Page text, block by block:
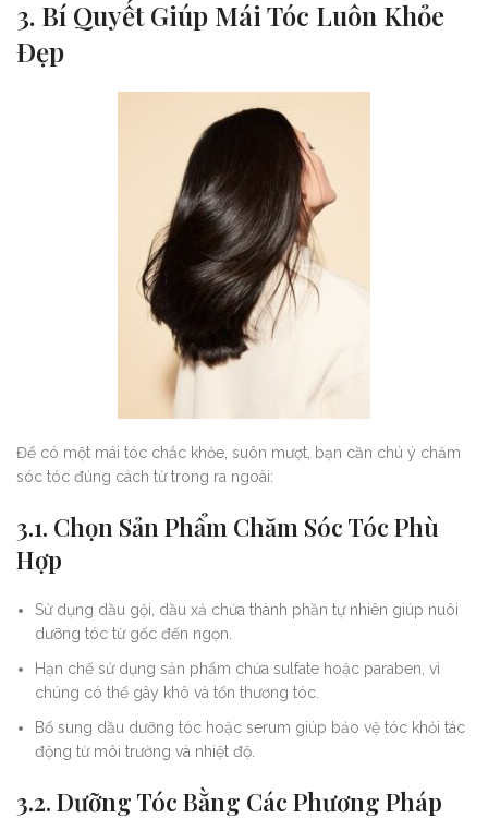
3. Bí Quyết Giúp Mái Tóc Luôn Khỏe
Đẹp
Để có một mái tóc chắc khỏe, suôn mượt, bạn cần chú ý chăm
sóc tóc đúng cách từ trong ra ngoài:
3.1. Chọn Sản Phẩm Chăm Sóc Tóc Phù
Hợp
Sử dụng dầu gội, dầu xả chứa thành phần tự nhiên giúp nuôi
dưỡng tóc từ gốc đến ngọn.
Hạn chế sử dụng sản phẩm chứa sulfate hoặc paraben, vì
chúng có thể gây khô và tổn thương tóc.
Bổ sung dầu dưỡng tóc hoặc serum giúp bảo vệ tóc khỏi tác
động từ môi trường và nhiệt độ.
3.2. Dưỡng Tóc Bằng Các Phương Pháp